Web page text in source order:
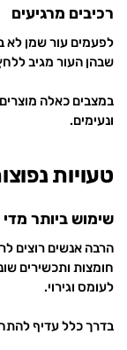
רכיבים מרגיעים
לפעמים עור שמן לא
שבהן העור מגיב
במצבים כאלה מוצרים
ונעימים.
טעויות
שימוש ביותר מדי
הרבה אנשים רוצים
חומצות ותכשירים
לעומס וגירוי.
בדרך כלל עדיף